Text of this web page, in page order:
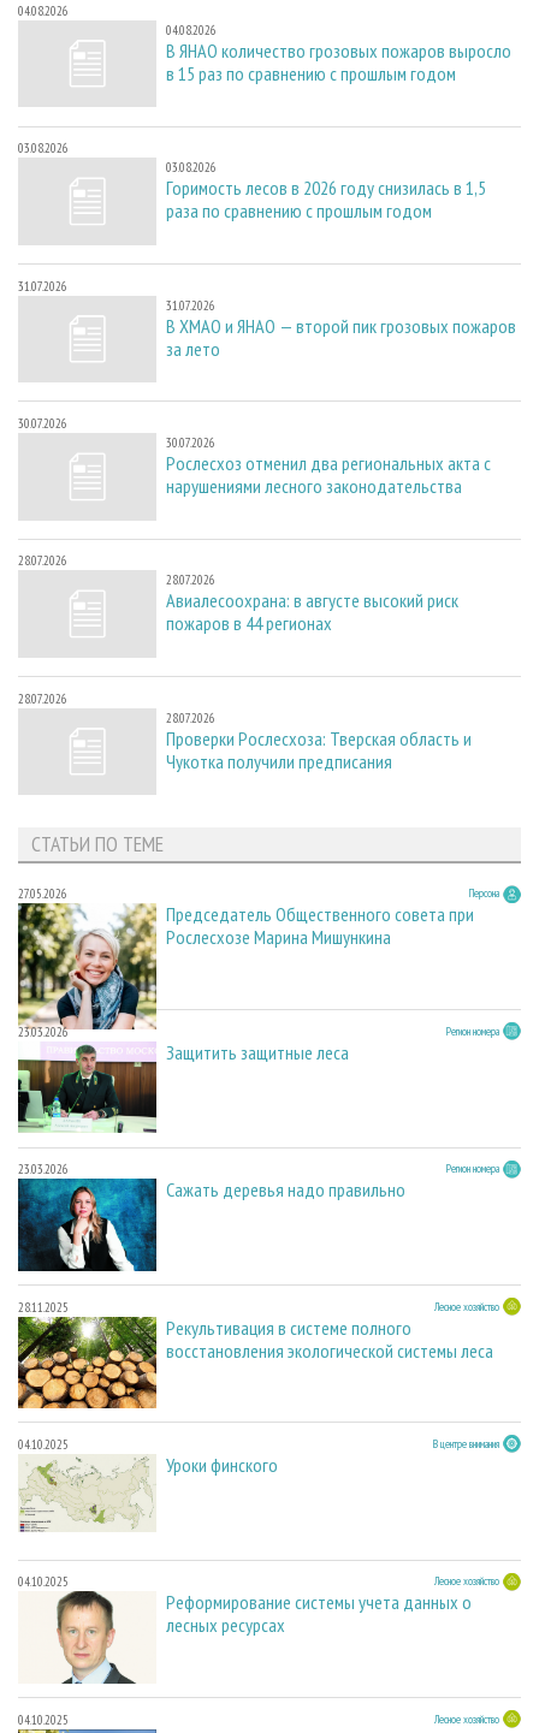
04.08.2026
04.08.2026
В ЯНАО количество грозовых пожаров выросло
в 15 раз по сравнению с прошлым годом
03.08.2026
03.08.2026
Горимость лесов в 2026 году снизилась в 1,5
раза по сравнению с прошлым годом
31.07.2026
31.07.2026
В ХМАО и ЯНАО — второй пик грозовых пожаров
за лето
30.07.2026
30.07.2026
Рослесхоз отменил два региональных акта с
нарушениями лесного законодательства
28.07.2026
28.07.2026
Авиалесоохрана: в августе высокий риск
пожаров в 44 регионах
28.07.2026
28.07.2026
Проверки Рослесхоза: Тверская область и
Чукотка получили предписания
СТАТЬИ ПО ТЕМЕ
27.05.2026 Персона
Председатель Общественного совета при
Рослесхозе Марина Мишункина
23.03.2026 Регион номера
Защитить защитные леса
23.03.2026 Регион номера
Сажать деревья надо правильно
28.11.2025 Лесное хозяйство
Рекультивация в системе полного
восстановления экологической системы леса
04.10.2025 В центре внимания
Уроки финского
04.10.2025 Лесное хозяйство
Реформирование системы учета данных о
лесных ресурсах
04.10.2025 Лесное хозяйство